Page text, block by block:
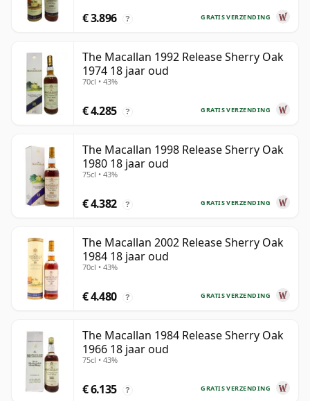
GRATIS VERZENDING
€ 3.896 ?
The Macallan 1992 Release Sherry Oak
1974 18 jaar oud
70cl • 43%
GRATIS VERZENDING
€ 4.285 ?
The Macallan 1998 Release Sherry Oak
1980 18 jaar oud
75cl • 43%
GRATIS VERZENDING
€ 4.382 ?
The Macallan 2002 Release Sherry Oak
1984 18 jaar oud
70cl • 43%
GRATIS VERZENDING
€ 4.480 ?
The Macallan 1984 Release Sherry Oak
1966 18 jaar oud
75cl • 43%
GRATIS VERZENDING
€ 6.135 ?